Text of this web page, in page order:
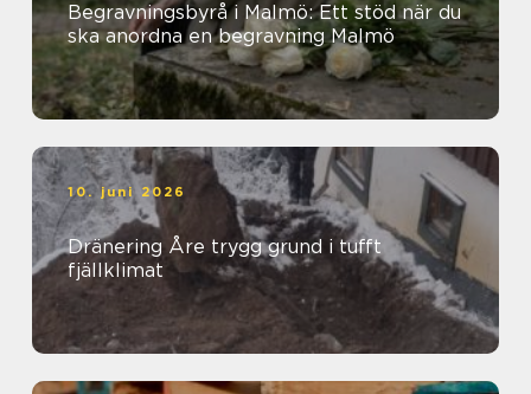
Begravningsbyrå i Malmö: Ett stöd när du
ska anordna en begravning Malmö
10. juni 2026
Dränering Åre trygg grund i tufft
fjällklimat